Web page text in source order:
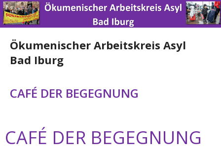
Ökumenischer Arbeitskreis Asyl
Bad Iburg
Home
Über uns
CAFÉ DER BEGEGNUNG
CAFÉ DER BEGEGNUNG